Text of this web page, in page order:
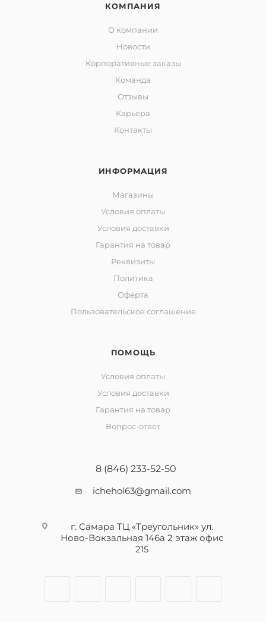
КОМПАНИЯ
О компании
Новости
Корпоративные заказы
Команда
Отзывы
Карьера
Контакты
ИНФОРМАЦИЯ
Магазины
Условия оплаты
Условия доставки
Гарантия на товар
Реквизиты
Политика
Оферта
Пользовательское соглашение
ПОМОЩЬ
Условия оплаты
Условия доставки
Гарантия на товар
Вопрос-ответ
8 (846) 233-52-50
ichehol63@gmail.com
г. Самара ТЦ «Треугольник» ул.
Ново-Вокзальная 146а 2 этаж офис
215